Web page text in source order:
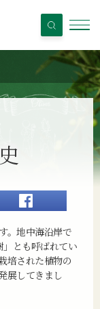
。地中海沿岸で
とも呼ばれてい
培された植物の
展してきまし